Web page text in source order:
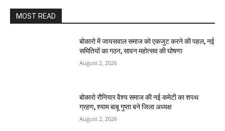
MOST READ
बोकारो में जायसवाल समाज को एकजुट करने की पहल, नई
समितियों का गठन, सावन महोत्सव की घोषणा
August 2, 2026
बोकारो रौनियार वैश्य समाज की नई कमेटी का शपथ
ग्रहण, श्याम बाबू गुप्ता बने जिला अध्यक्ष
August 2, 2026